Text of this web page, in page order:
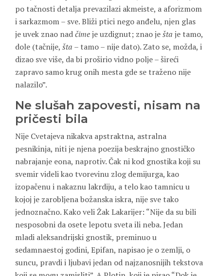
po tačnosti detalja prevazilazi akmeiste, a aforizmom
i sarkazmom – sve. Bliži ptici nego anđelu, njen glas
je uvek znao nadčimeje uzdignut; znao ješta je tamo,
dole (tačnije, šta – tamo – nije dato). Zato se, možda, i
dizao sve više, da bi proširio vidno polje – šireći
zapravo samo krug onih mesta gde se traženo nije
nalazilo”.
Ne slušah zapovesti, nisam na
pričesti bila
Nije Cvetajeva nikakva apstraktna, astralna
pesnikinja, niti je njena poezija beskrajno gnostičko
nabrajanje eona, naprotiv. Čak ni kod gnostika koji su
svemir videli kao tvorevinu zlog demijurga, kao
izopačenu i nakaznu lakrdiju, a telo kao tamnicu u
kojoj je zarobljena božanska iskra, nije sve tako
jednoznačno. Kako veli Žak Lakarijer: “Nije da su bili
nesposobni da osete lepotu sveta ili neba. Jedan
mladi aleksandrijski gnostik, preminuo u
sedamnaestoj godini, Epifan, napisao je o zemlji, o
suncu, pravdi i ljubavi jedan od najzanosnijih tekstova